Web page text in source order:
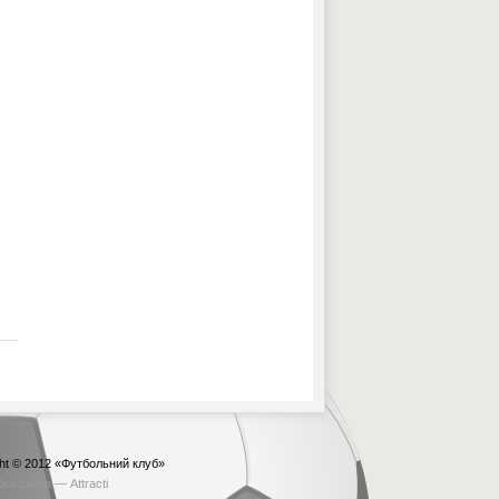
© 2012 «Футбольний клуб»
сайта — Attracti